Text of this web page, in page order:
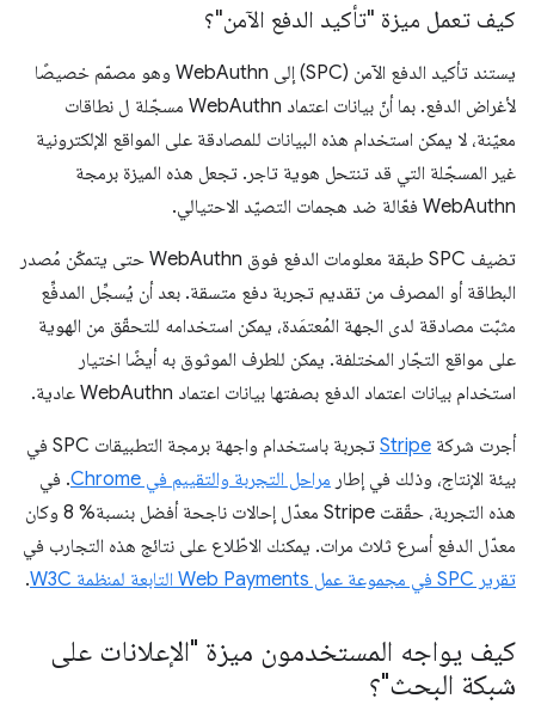
كيف تعمل ميزة "تأكيد الدفع الآمن"؟
يستند تأكيد الدفع الآمن (SPC) إلى WebAuthn وهو مصمّم خصيصًا
لأغراض الدفع. بما أنّ بيانات اعتماد WebAuthn مسجّلة ل نطاقات
معيّنة، لا يمكن استخدام هذه البيانات للمصادقة على المواقع الإلكترونية
غير المسجّلة التي قد تنتحل هوية تاجر. تجعل هذه الميزة برمجة
WebAuthn فعّالة ضد هجمات التصيّد الاحتيالي.
تضيف SPC طبقة معلومات الدفع فوق WebAuthn حتى يتمكّن مُصدر
البطاقة أو المصرف من تقديم تجربة دفع متسقة. بعد أن يُسجِّل المدفِّع
مثبّت مصادقة لدى الجهة المُعتمَدة، يمكن استخدامه للتحقّق من الهوية
على مواقع التجّار المختلفة. يمكن للطرف الموثوق به أيضًا اختيار
استخدام بيانات اعتماد الدفع بصفتها بيانات اعتماد WebAuthn عادية.
أجرت شركة Stripe
تجربة باستخدام واجهة برمجة التطبيقات SPC في
بيئة الإنتاج، وذلك في إطار مراحل التجربة والتقييم في Chrome
. في
هذه التجربة، حقّقت Stripe معدّل إحالات ناجحة أفضل بنسبة% 8 وكان
معدّل الدفع أسرع ثلاث مرات. يمكنك الاطّلاع على نتائج هذه التجارب في
تقرير SPC في مجموعة عمل Web Payments التابعة لمنظمة W3C
.
كيف يواجه المستخدمون ميزة "الإعلانات على
شبكة البحث"؟